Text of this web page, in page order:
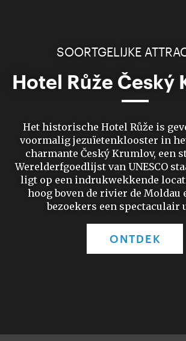
SOORTGELIJKE
Hotel Růže Český
Het historische Hotel Růže is
voormalig jezuïetenklooster in
charmante Český Krumlov, een
Werelderfgoedlijst van UNESCO
ligt op een indrukwekkende
hoog boven de rivier de Moldau
bezoekers een spectaculair
ONTDEK